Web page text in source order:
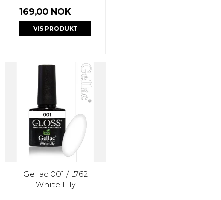
169,00 NOK
VIS PRODUKT
Gellac 001 / L762
White Lily